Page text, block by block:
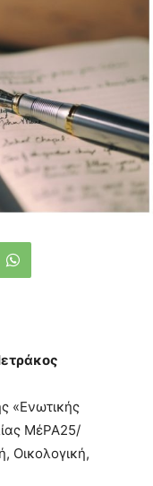
«Ενωτικής
ΜέΡΑ25/
Οικολογική,